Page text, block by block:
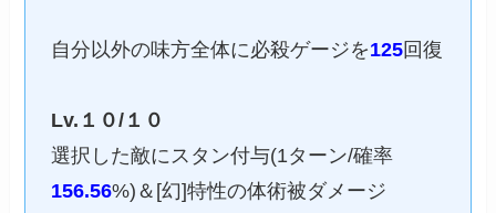
自分以外の味方全体に必殺ゲージを125回復
Lv.１０/１０
選択した敵にスタン付与(1ターン/確率
156.56%)＆[幻]特性の体術被ダメージ